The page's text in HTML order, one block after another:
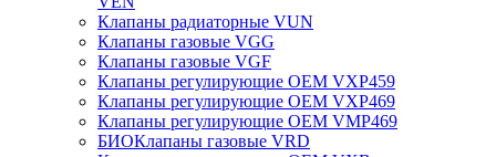
Клапаны радиаторные VUN
Клапаны газовые VGG
Клапаны газовые VGF
Клапаны регулирующие ОЕМ VXP459
Клапаны регулирующие ОЕМ VXP469
Клапаны регулирующие ОЕМ VMP469
БИОКлапаны газовыe VRD